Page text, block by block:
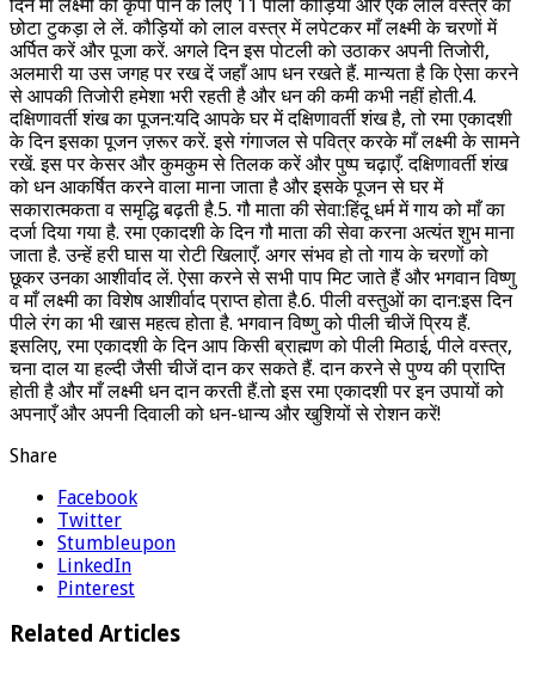
दिन माँ लक्ष्मी की कृपा पाने के लिए 11 पीली कौड़ियां और एक लाल वस्त्र का
छोटा टुकड़ा ले लें. कौड़ियों को लाल वस्त्र में लपेटकर माँ लक्ष्मी के चरणों में
अर्पित करें और पूजा करें. अगले दिन इस पोटली को उठाकर अपनी तिजोरी,
अलमारी या उस जगह पर रख दें जहाँ आप धन रखते हैं. मान्यता है कि ऐसा करने
से आपकी तिजोरी हमेशा भरी रहती है और धन की कमी कभी नहीं होती.4.
दक्षिणावर्ती शंख का पूजन:यदि आपके घर में दक्षिणावर्ती शंख है, तो रमा एकादशी
के दिन इसका पूजन ज़रूर करें. इसे गंगाजल से पवित्र करके माँ लक्ष्मी के सामने
रखें. इस पर केसर और कुमकुम से तिलक करें और पुष्प चढ़ाएँ. दक्षिणावर्ती शंख
को धन आकर्षित करने वाला माना जाता है और इसके पूजन से घर में
सकारात्मकता व समृद्धि बढ़ती है.5. गौ माता की सेवा:हिंदू धर्म में गाय को माँ का
दर्जा दिया गया है. रमा एकादशी के दिन गौ माता की सेवा करना अत्यंत शुभ माना
जाता है. उन्हें हरी घास या रोटी खिलाएँ. अगर संभव हो तो गाय के चरणों को
छूकर उनका आशीर्वाद लें. ऐसा करने से सभी पाप मिट जाते हैं और भगवान विष्णु
व माँ लक्ष्मी का विशेष आशीर्वाद प्राप्त होता है.6. पीली वस्तुओं का दान:इस दिन
पीले रंग का भी खास महत्व होता है. भगवान विष्णु को पीली चीजें प्रिय हैं.
इसलिए, रमा एकादशी के दिन आप किसी ब्राह्मण को पीली मिठाई, पीले वस्त्र,
चना दाल या हल्दी जैसी चीजें दान कर सकते हैं. दान करने से पुण्य की प्राप्ति
होती है और माँ लक्ष्मी धन दान करती हैं.तो इस रमा एकादशी पर इन उपायों को
अपनाएँ और अपनी दिवाली को धन-धान्य और खुशियों से रोशन करें!
Share
Facebook
Twitter
Stumbleupon
LinkedIn
Pinterest
Related Articles